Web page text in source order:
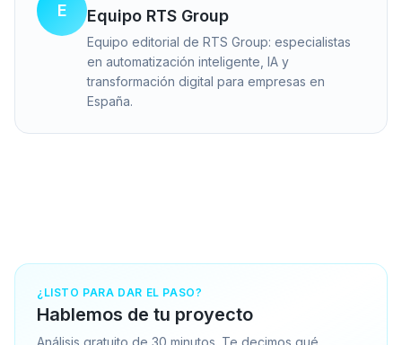
E Equipo RTS Group
Equipo editorial de RTS Group: especialistas
en automatización inteligente, IA y
transformación digital para empresas en
España.
¿LISTO PARA DAR EL PASO?
Hablemos de tu proyecto
Análisis gratuito de 30 minutos. Te decimos qué